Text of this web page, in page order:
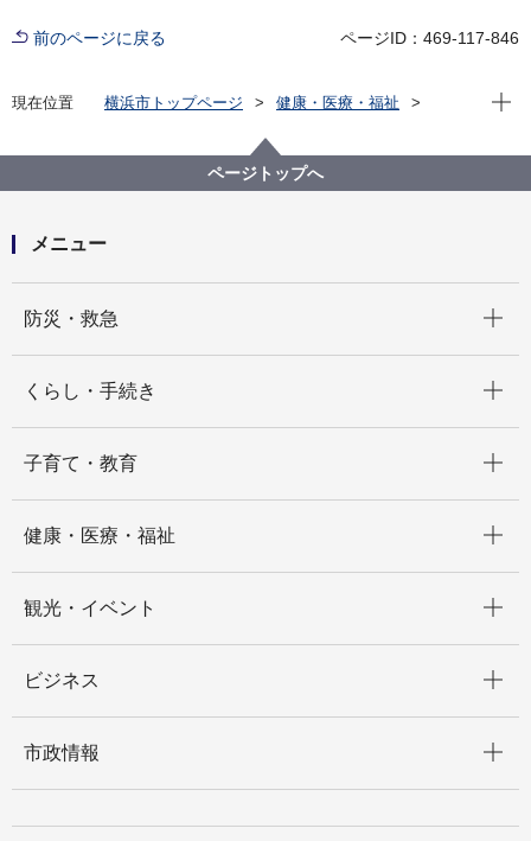
前のページに戻る ページID：469-117-846
現在位置 横浜市トップページ
健康・医療・福祉
市内公共施設等バリアフリー情報
日本丸メモリアルパーク（帆船日本丸、横浜みなと博
現在
ページトップへ
メニュー
防災・救急
くらし・手続き
子育て・教育
健康・医療・福祉
観光・イベント
ビジネス
市政情報